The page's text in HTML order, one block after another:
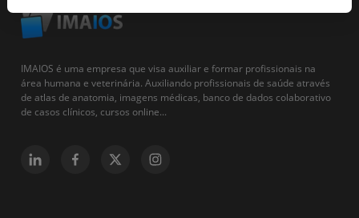
IMAIOS é uma empresa que visa auxiliar e formar profissionais na
área humana e veterinária. Auxiliando profissionais de saúde através
de atlas de anatomia, imagens médicas, banco de dados colaborativo
de casos clínicos, cursos online...